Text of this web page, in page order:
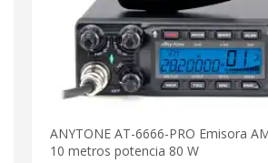
ANYTONE AT-6666-PRO Emisora
10 metros potencia 80 W